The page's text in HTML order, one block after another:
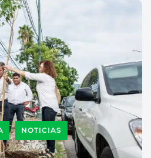
NOTICIAS